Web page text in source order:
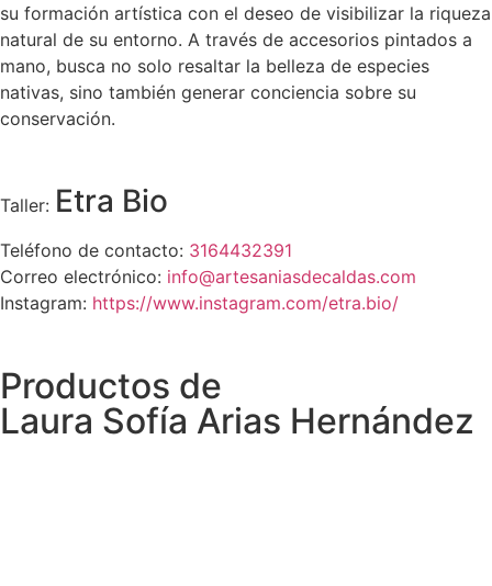
su formación artística con el deseo de visibilizar la riqueza
natural de su entorno. A través de accesorios pintados a
mano, busca no solo resaltar la belleza de especies
nativas, sino también generar conciencia sobre su
conservación.
Taller: Etra Bio
Teléfono de contacto: 3164432391
Correo electrónico: info@artesaniasdecaldas.com
Instagram: https://www.instagram.com/etra.bio/
Productos de
Laura Sofía Arias Hernández